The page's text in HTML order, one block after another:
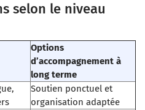
selon le niveau
Options
d’accompagnement à
long terme
Soutien ponctuel et
organisation adaptée